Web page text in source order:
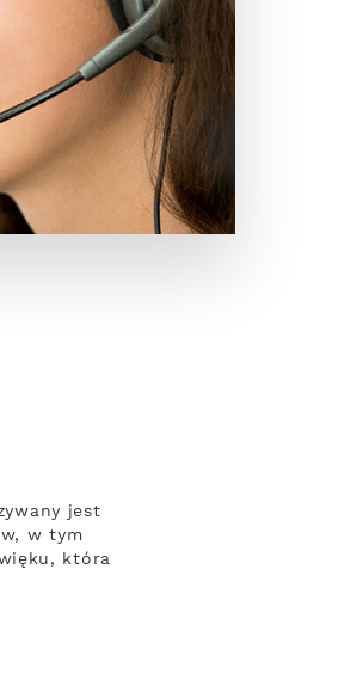
jest
w tym
która